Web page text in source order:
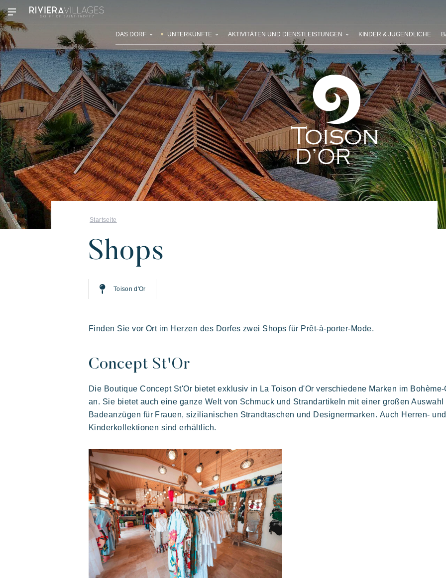
Unsere Dörfer
Prairies de la mer
Abwechslungsreich
Fröhlich
Polynesisch inspirierte Lodges, ein
atemberaubender Blick auf Saint Tropez,
eine außergewöhnliche Lage.
Kon Tiki
Eine idyllische Umgebung am Fuße des
berühmten Strandes von Pampelonne
Entdecken Sie Riviera Villages
Ein urlaub mit Riviera
Ihr nächster Urlaub
Live the adventure
DAS DORF UNTERKÜNFTE AKTIVITÄTEN UND DIENSTLEISTUNGEN KINDER & JUGENDLICHE
Startseite
Shops
Toison d'Or
Finden Sie vor Ort im Herzen des Dorfes zwei Shops für Prêt-à-porter-Mode.
Concept St'Or
Die Boutique Concept St'Or bietet exklusiv in La Toison d'Or verschiedene Marken im Bohème-
an. Sie bietet auch eine ganze Welt von Schmuck und Strandartikeln mit einer großen Auswahl
Badeanzügen für Frauen, sizilianischen Strandtaschen und Designermarken. Auch Herren- und
Kinderkollektionen sind erhältlich.